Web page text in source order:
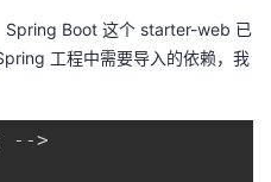
Spring Boot 这个 starter-web 已
工程中需要导入的依赖，我
-->